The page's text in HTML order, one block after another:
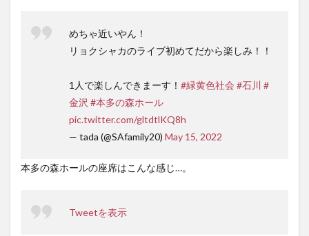
めちゃ近いやん！
リョクシャカのライブ初めてだから楽しみ！！
1人で楽しんできまーす！ #緑黄色社会 #石川 #
金沢 #本多の森ホール
pic.twitter.com/gltdtlKQ8h
— tada (@SAfamily20) May 15, 2022
本多の森ホールの座席はこんな感じ…。
Tweetを表示